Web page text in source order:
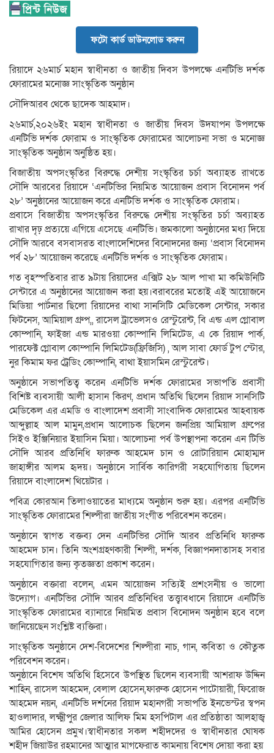
ফটো কার্ড ডাউনলোড করুন
রিয়াদে ২৬মার্চ মহান স্বাধীনতা ও জাতীয় দিবস উপলক্ষে এনটিভি দর্শক
ফোরামের মনোজ্ঞ সাংস্কৃতিক অনুষ্ঠান
সৌদিআরব থেকে ছাদেক আহমাদ।
২৬মার্চ,২০২৬ইং মহান স্বাধীনতা ও জাতীয় দিবস উদযাপন উপলক্ষে
এনটিভি দর্শক ফোরাম ও সাংস্কৃতিক ফোরামের আলোচনা সভা ও মনোজ্ঞ
সাংস্কৃতিক অনুষ্ঠান অনুষ্ঠিত হয়।
বিজাতীয় অপসংস্কৃতির বিরুদ্ধে দেশীয় সংস্কৃতির চর্চা অব্যাহত রাখতে
সৌদি আরবের রিয়াদে ‘এনটিভির নিয়মিত আয়োজন প্রবাস বিনোদন পর্ব
২৮’ অনুষ্ঠানের আয়োজন করে এনটিভি দর্শক ও সাংস্কৃতিক ফোরাম।
প্রবাসে বিজাতীয় অপসংস্কৃতির বিরুদ্ধে দেশীয় সংস্কৃতির চর্চা অব্যাহত
রাখার দৃঢ় প্রত্যয়ে এগিয়ে এসেছে এনটিভি। জমকালো অনুষ্ঠানের মধ্য দিয়ে
সৌদি আরবে বসবাসরত বাংলাদেশিদের বিনোদনের জন্য ‘প্রবাস বিনোদন
পর্ব ২৮’ আয়োজন করেছে এনটিভি দর্শক ও সাংস্কৃতিক ফোরাম।
গত বৃহস্পতিবার রাত ৯টায় রিয়াদের এক্সিট ২৮ আল পাখা মা কমিউনিটি
সেন্টারে এ অনুষ্ঠানের আয়োজন করা হয়।বরাবরের মতোই এই আয়োজনে
মিডিয়া পার্টনার ছিলো রিয়াদের বাথা সানসিটি মেডিকেল সেন্টার, সকার
ফিটনেস, আমিয়াল গ্রুপ,, রাসেল ট্রাভেলসও রেস্টুরেন্ট, বি এন্ড এল গ্লোবাল
কোম্পানি, ফাইজা এন্ড মারওয়া কোম্পানি লিমিটেড, এ কে রিয়াদ পার্ক,
পারফেক্ট গ্লোবাল কোম্পানি লিমিটেড(ফ্রিজিসি) , আল সাবা ফোর্ড টুপ স্টোর,
নুর কিমাম ফর ট্রেডিং কোম্পানি, বাথা ইয়াসমিন রেস্টুরেন্ট।
অনুষ্ঠানে সভাপতিত্ব করেন এনটিভি দর্শক ফোরামের সভাপতি প্রবাসী
বিশিষ্ট ব্যবসায়ী আলী হাসান কিরণ, প্রধান অতিথি ছিলেন রিয়াদ সানসিটি
মেডিকেল এর এমডি ও বাংলাদেশ প্রবাসী সাংবাদিক ফোরামের আহবায়ক
আব্দুল্লাহ আল মামুন,প্রধান আলোচক ছিলেন জনপ্রিয় আমিয়াল গ্রুপের
সিইও ইঞ্জিনিয়ার ইয়াসিন মিয়া। আলোচনা পর্ব উপস্থাপনা করেন এন টিভি
সৌদি আরব প্রতিনিধি ফারুক আহমেদ চান ও রোটারিয়ান মোহাম্মদ
জাহাঙ্গীর আলম হৃদয়। অনুষ্ঠানে সার্বিক কারিগরী সহযোগিতায় ছিলেন
রিয়াদে বাংলাদেশ থিয়েটার ।
পবিত্র কোরআন তিলাওয়াতের মাধ্যমে অনুষ্ঠান শুরু হয়। এরপর এনটিভি
সাংস্কৃতিক ফোরামের শিল্পীরা জাতীয় সংগীত পরিবেশন করেন।
অনুষ্ঠানে স্বাগত বক্তব্য দেন এনটিভির সৌদি আরব প্রতিনিধি ফারুক
আহমেদ চান। তিনি অংশগ্রহণকারী শিল্পী, দর্শক, বিজ্ঞাপনদাতাসহ সবার
সহযোগিতার জন্য কৃতজ্ঞতা প্রকাশ করেন।
অনুষ্ঠানে বক্তারা বলেন, এমন আয়োজন সত্যিই প্রশংসনীয় ও ভালো
উদ্যোগ। এনটিভির সৌদি আরব প্রতিনিধির তত্ত্বাবধানে রিয়াদে এনটিভি
সাংস্কৃতিক ফোরামের ব্যানারে নিয়মিত প্রবাস বিনোদন অনুষ্ঠান হবে বলে
জানিয়েছেন সংশ্লিষ্ট ব্যক্তিরা।
সাংস্কৃতিক অনুষ্ঠানে দেশ-বিদেশের শিল্পীরা নাচ, গান, কবিতা ও কৌতুক
পরিবেশন করেন।
অনুষ্ঠানে বিশেষ অতিথি হিসেবে উপস্থিত ছিলেন ব্যবসায়ী আশরাফ উদ্দিন
শাহিন, রাসেল আহমেদ, বেলাল হোসেন,ফারুক হোসেন পাটোয়ারী, ফিরোজ
আহমেদ নয়ন, এনটিভি দর্শনের রিয়াদ মহানগরী সভাপতি ইনভেস্টর স্বপন
হাওলাদার, লক্ষ্মীপুর জেলার আলিফ মিম হসপিটাল এর প্রতিষ্ঠাতা আলহাজ্ব
আমির হোসেন প্রমুখ।স্বাধীনতার সকল শহীদদের ও স্বাধীনতার ঘোষক
শহীদ জিয়াউর রহমানের আত্মার মাগফেরাত কামনায় বিশেষ দোয়া করা হয়